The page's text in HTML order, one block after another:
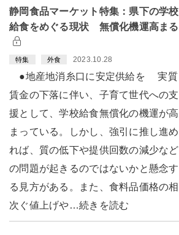
静岡食品マーケット特集：県下の学校
給食をめぐる現状 無償化機運高まる
特集 外食 2023.10.28
●地産地消糸口に安定供給を 実質
賃金の下落に伴い、子育て世代への支
援として、学校給食無償化の機運が高
まっている。しかし、強引に推し進め
れば、質の低下や提供回数の減少など
の問題が起きるのではないかと懸念す
る見方がある。また、食料品価格の相
次ぐ値上げや…続きを読む